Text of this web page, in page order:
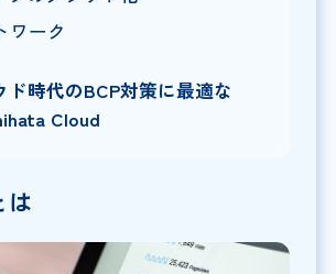
ワーク
ド時代のBCP対策に最適な
Cloud
は